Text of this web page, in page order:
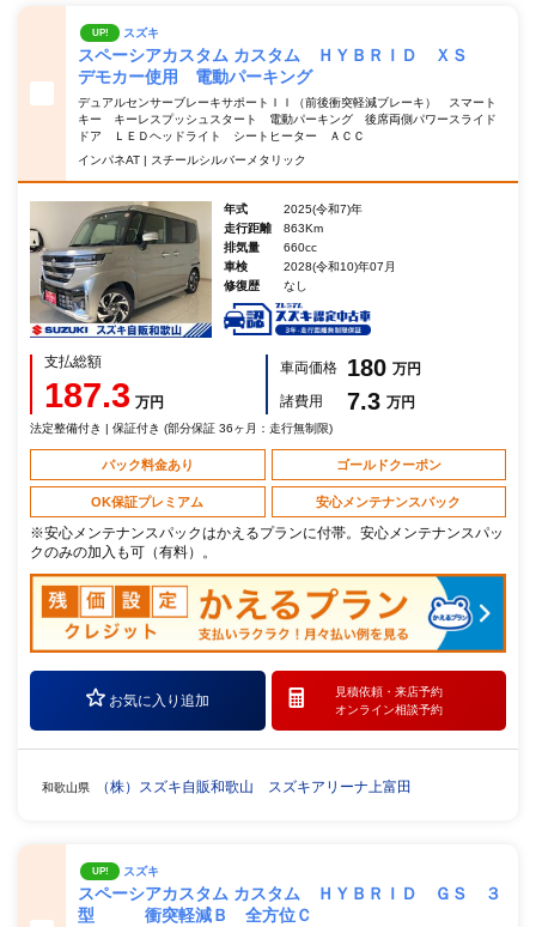
UP! スズキ
スペーシアカスタム カスタム ＨＹＢＲＩＤ ＸＳ
デモカー使用 電動パーキング
デュアルセンサーブレーキサポートＩＩ（前後衝突軽減ブレーキ） スマート
キー キーレスプッシュスタート 電動パーキング 後席両側パワースライド
ドア ＬＥＤヘッドライト シートヒーター ＡＣＣ
インパネAT | スチールシルバーメタリック
年式
2025(令和7)年
走行距離
863Km
排気量
660cc
車検
2028(令和10)年07月
修復歴
なし
支払総額
187.3 万円
車両価格 180 万円
諸費用
7.3 万円
法定整備付き | 保証付き (部分保証 36ヶ月：走行無制限)
パック料金あり ゴールドクーポン
OK保証プレミアム 安心メンテナンスパック
※安心メンテナンスパックはかえるプランに付帯。安心メンテナンスパッ
クのみの加入も可（有料）。
お気に入り追加
見積依頼・ 来店予約
オンライン相談予約
和歌山県 （株）スズキ自販和歌山 スズキアリーナ上富田
UP! スズキ
スペーシアカスタム カスタム ＨＹＢＲＩＤ ＧＳ ３
型 衝突軽減Ｂ 全方位Ｃ